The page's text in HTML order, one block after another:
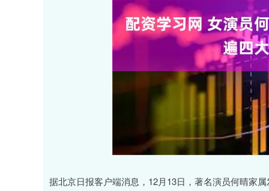
据北京日报客户端消息，12月13日，著名演员何晴家